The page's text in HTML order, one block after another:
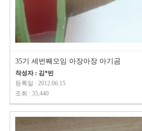
35기 세번째모임 아장아장 아기곰
작성자 : 김*빈
등록일 : 2012.06.15
조회 : 35,440